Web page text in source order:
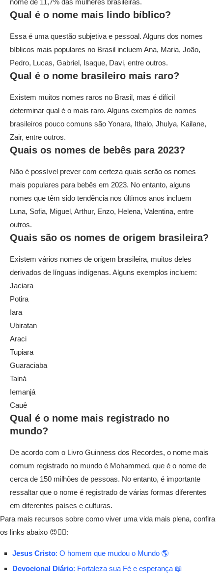
nome de 11,7% das mulheres brasileiras.
Qual é o nome mais lindo bíblico?
Essa é uma questão subjetiva e pessoal. Alguns dos nomes
bíblicos mais populares no Brasil incluem Ana, Maria, João,
Pedro, Lucas, Gabriel, Isaque, Davi, entre outros.
Qual é o nome brasileiro mais raro?
Existem muitos nomes raros no Brasil, mas é difícil
determinar qual é o mais raro. Alguns exemplos de nomes
brasileiros pouco comuns são Yonara, Ithalo, Jhulya, Kailane,
Zair, entre outros.
Quais os nomes de bebês para 2023?
Não é possível prever com certeza quais serão os nomes
mais populares para bebês em 2023. No entanto, alguns
nomes que têm sido tendência nos últimos anos incluem
Luna, Sofia, Miguel, Arthur, Enzo, Helena, Valentina, entre
outros.
Quais são os nomes de origem brasileira?
Existem vários nomes de origem brasileira, muitos deles
derivados de línguas indígenas. Alguns exemplos incluem:
Jaciara
Potira
Iara
Ubiratan
Araci
Tupiara
Guaraciaba
Tainá
Iemanjá
Cauê
Qual é o nome mais registrado no
mundo?
De acordo com o Livro Guinness dos Recordes, o nome mais
comum registrado no mundo é Mohammed, que é o nome de
cerca de 150 milhões de pessoas. No entanto, é importante
ressaltar que o nome é registrado de várias formas diferentes
em diferentes países e culturas.
Para mais recursos sobre como viver uma vida mais plena, confira
os links abaixo 😍👇🏾:
Jesus Cristo: O homem que mudou o Mundo 🌎
Devocional Diário: Fortaleza sua Fé e esperança 📖